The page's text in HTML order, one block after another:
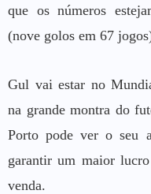
que os números
(nove golos em 67
Gul vai estar no
na grande montra do
Porto pode ver o seu
garantir um maior
venda.